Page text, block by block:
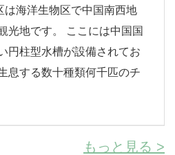
は海洋生物区で中国南西地
光地です。 ここには中国国
円柱型水槽が設備されてお
息する数十種類何千匹のチ
もっと見る >